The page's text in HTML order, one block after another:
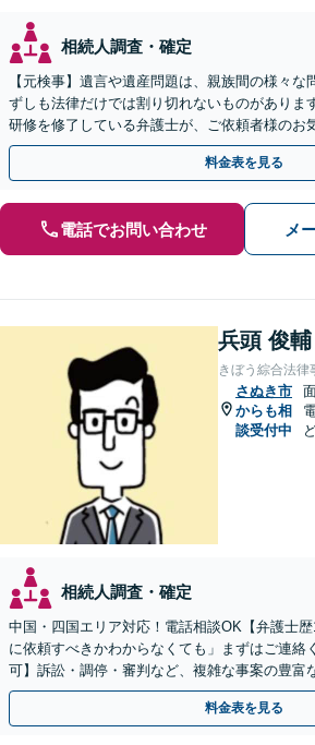
相続人調査・確定
【元検事】遺言や遺産問題は、親族間の様々な
ずしも法律だけでは割り切れないものがありま
研修を修了している弁護士が、ご依頼者様のお
など他士業とも密接に連携しながら丁寧に対応
料金表を見る
電話でお問い合わせ メ
兵頭 俊輔
きぼう綜合法律
さぬき市
からも相
談受付中
相続人調査・確定
中国・四国エリア対応！電話相談OK【弁護士
に依頼すべきかわからなくても」まずはご連絡
可】訴訟・調停・審判など、複雑な事案の豊富
相談無料】初回面談のみで解決できるケースも
料金表を見る